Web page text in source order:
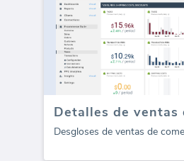
Desgloses de ventas de